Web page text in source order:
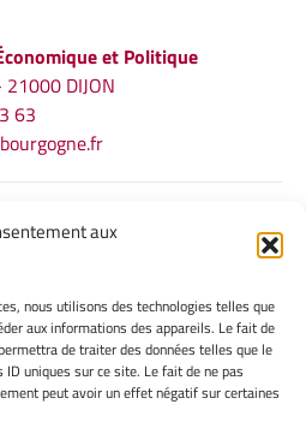
aux
nous utilisons des technologies telles que
aux informations des appareils. Le fait de
de traiter des données telles que le
uniques sur ce site. Le fait de ne pas
peut avoir un effet négatif sur certaines
et Politique
DIJON
63
LÉGALES